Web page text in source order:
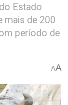
Estado
mais de 200
período de
AA